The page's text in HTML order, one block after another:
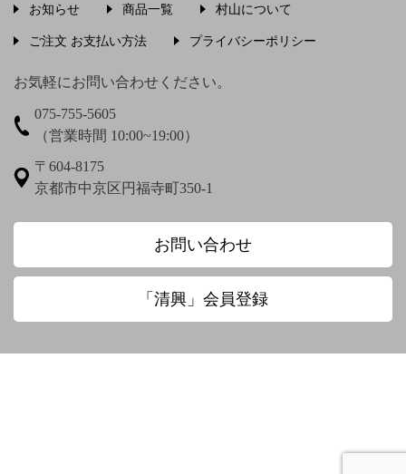
梅渓通治
圓珠庵羅城
大田垣蓮月 大田垣蓮月 鈴木百年
大田垣蓮月賛 松岡環翠画 大谷光演
お知らせ 商品一覧 村山について
ご注文 お支払い方法 プライバシーポリシー
お気軽にお問い合わせください。
075-755-5605
（営業時間 10:00~19:00）
〒604-8175
京都市中京区円福寺町350-1
お問い合わせ
「清興」会員登録